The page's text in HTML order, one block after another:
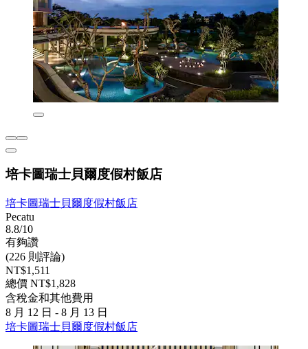
培卡圖瑞士貝爾度假村飯店
培卡圖瑞士貝爾度假村飯店
Pecatu
8.8/10
有夠讚
(226 則評論)
NT$1,511
總價 NT$1,828
含稅金和其他費用
8 月 12 日 - 8 月 13 日
培卡圖瑞士貝爾度假村飯店